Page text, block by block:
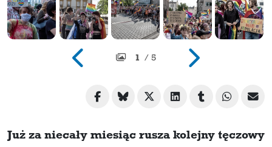
1 / 5
Już za niecały miesiąc rusza kolejny tęczowy